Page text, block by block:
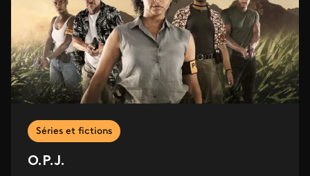
Séries et fictions
O.P.J.